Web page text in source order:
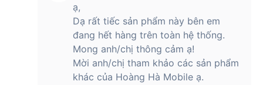
ạ,
Dạ rất tiếc sản phẩm này bên em
đang hết hàng trên toàn hệ thống.
Mong anh/chị thông cảm ạ!
Mời anh/chị tham khảo các sản phẩm
khác của Hoàng Hà Mobile ạ.